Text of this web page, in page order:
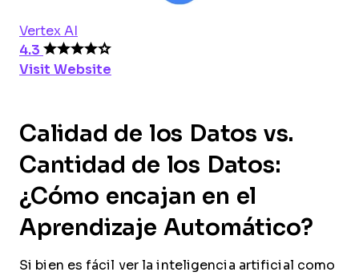
Vertex AI
4.3
Visit Website
Calidad de los Datos vs.
Cantidad de los Datos:
¿Cómo encajan en el
Aprendizaje Automático?
Si bien es fácil ver la inteligencia artificial como